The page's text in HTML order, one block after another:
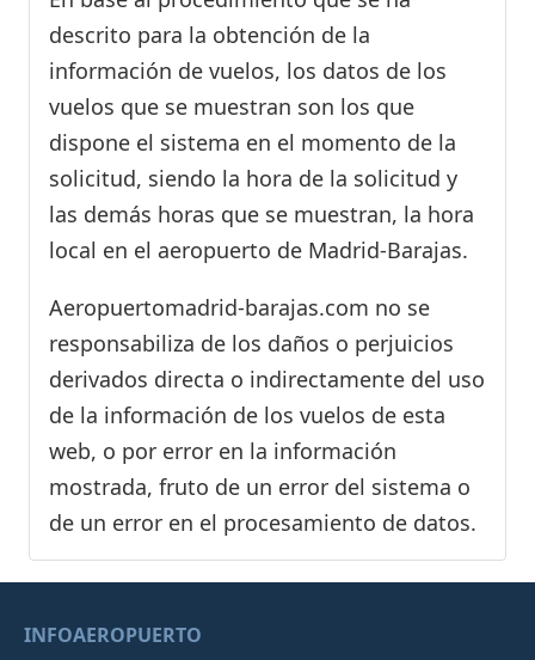
descrito para la obtención de la
información de vuelos, los datos de los
vuelos que se muestran son los que
dispone el sistema en el momento de la
solicitud, siendo la hora de la solicitud y
las demás horas que se muestran, la hora
local en el aeropuerto de Madrid-Barajas.
Aeropuertomadrid-barajas.com no se
responsabiliza de los daños o perjuicios
derivados directa o indirectamente del uso
de la información de los vuelos de esta
web, o por error en la información
mostrada, fruto de un error del sistema o
de un error en el procesamiento de datos.
INFOAEROPUERTO